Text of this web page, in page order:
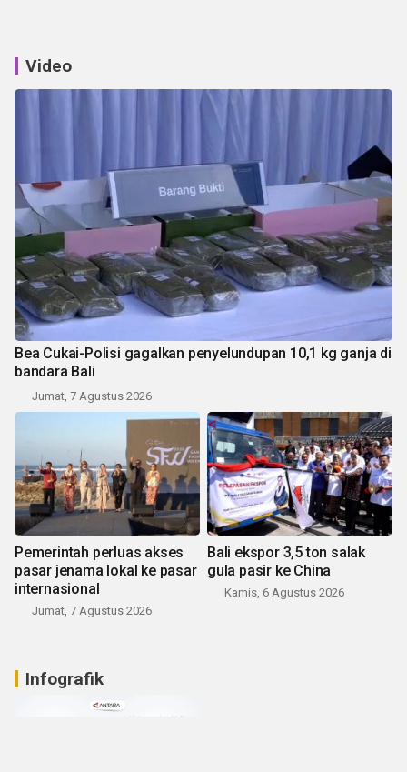
Video
Bea Cukai-Polisi gagalkan penyelundupan 10,1 kg ganja di
bandara Bali
Jumat, 7 Agustus 2026
Pemerintah perluas akses
pasar jenama lokal ke pasar
internasional
Jumat, 7 Agustus 2026
Bali ekspor 3,5 ton salak
gula pasir ke China
Kamis, 6 Agustus 2026
Infografik